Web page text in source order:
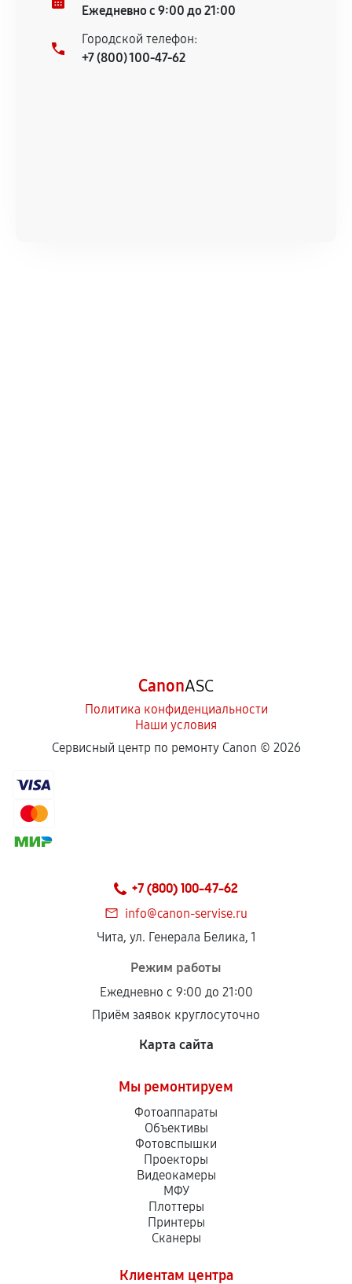
Ежедневно с 9:00 до 21:00
Городской телефон:
+7 (800) 100-47-62
CanonASC
Политика конфиденциальности
Наши условия
Сервисный центр по ремонту Canon © 2026
+7 (800) 100-47-62
info@canon-servise.ru
Чита, ул. Генерала Белика, 1
Режим работы
Ежедневно с 9:00 до 21:00
Приём заявок круглосуточно
Карта сайта
Мы ремонтируем
Фотоаппараты
Объективы
Фотовспышки
Проекторы
Видеокамеры
МФУ
Плоттеры
Принтеры
Сканеры
Клиентам центра